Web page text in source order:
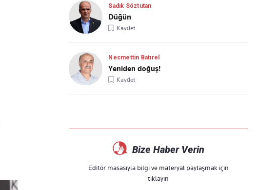
Sadık Söztutan
Düğün
Kaydet
Necmettin Batırel
Yeniden doğuş!
Kaydet
Bize Haber Verin
Editör masasıyla bilgi ve materyal paylaşmak için
tıklayın